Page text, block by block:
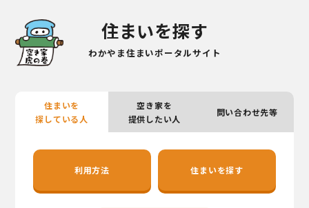
しごと
市町村を探す
移住者インタビュー
動画
住まいを探す
わかやま住まいポータルサイト
住まいを
探している人
空き家を
提供したい人
問い合わせ先等
利用方法 住まいを探す